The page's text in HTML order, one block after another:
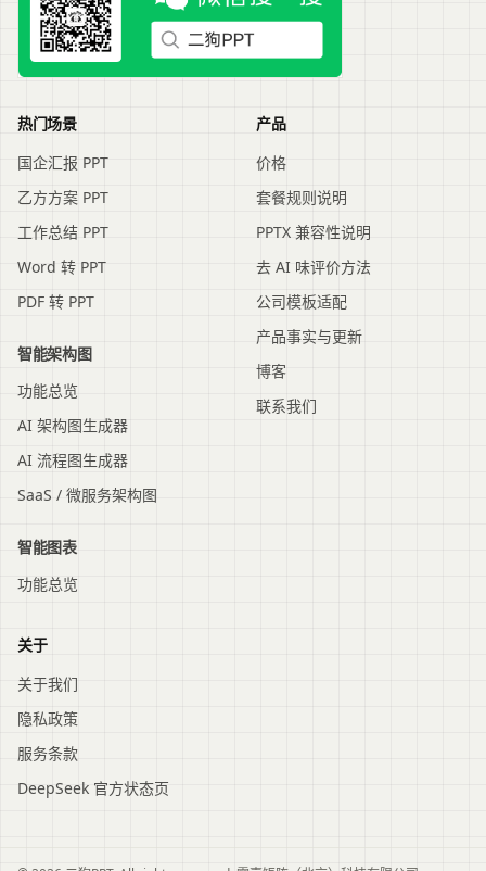
热门场景
国企汇报 PPT
乙方方案 PPT
工作总结 PPT
Word 转 PPT
PDF 转 PPT
智能架构图
功能总览
AI 架构图生成器
AI 流程图生成器
SaaS / 微服务架构图
智能图表
功能总览
产品
价格
套餐规则说明
PPTX 兼容性说明
去 AI 味评价方法
公司模板适配
产品事实与更新
博客
联系我们
关于
关于我们
隐私政策
服务条款
DeepSeek 官方状态页